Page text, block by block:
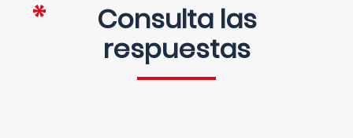
Consulta las
respuestas